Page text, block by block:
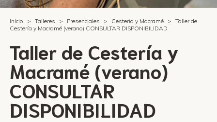
Inicio > Talleres > Presenciales > Cestería y Macramé > Taller de
Cestería y Macramé (verano) CONSULTAR DISPONIBILIDAD
Taller de Cestería y
Macramé (verano)
CONSULTAR
DISPONIBILIDAD